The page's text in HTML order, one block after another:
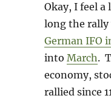
Okay, I feel
long the rally
German IFO
into March.
economy,
rallied since